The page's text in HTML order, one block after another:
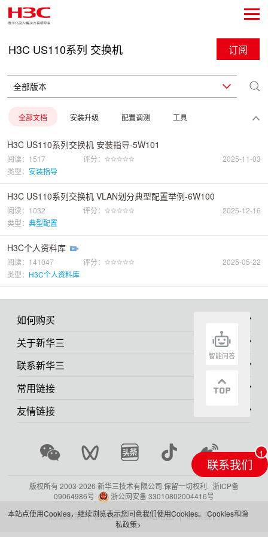
H3C US110系列 交换机 订阅
全部文档 安装升级 配置调测 工具
H3C US110系列交换机 安装指导-5W101
阅读：1517 评分：
2025-11-03
类型： 安装指导
H3C US110系列交换机 VLAN划分典型配置举例-6W100
阅读：1032 评分：
2025-12-16
类型： 典型配置
H3C个人资料库
阅读：141047 评分：
2025-05-22
类型： H3C个人资料库
如何购买
关于新华三
联系新华三
常用链接
友情链接
版权所有 2003-2026 新华三技术有限公司.保留一切权利. 浙ICP备
09064986号
浙公网安备 33010802004416号
隐私政策 版权声明 网站地图 联系我们
联系我们
本站点使用Cookies，继续浏览表示您同意我们使用Cookies。Cookies和隐
私政策>
智能问答